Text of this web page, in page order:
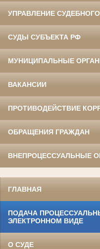
УПРАВЛЕНИЕ
СУДЫ СУБЪЕКТА РФ
МУНИЦИПАЛЬНЫЕ
ВАКАНСИИ
ПРОТИВОДЕЙСТВИЕ
ОБРАЩЕНИЯ ГРАЖДАН
ВНЕПРОЦЕССУАЛЬНЫЕ
ГЛАВНАЯ
ПОДАЧА
ЭЛЕКТРОННОМ ВИДЕ
О СУДЕ